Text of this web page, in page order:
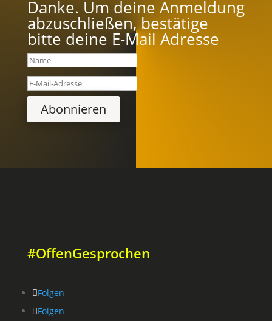
Danke. Um deine Anmeldung
abzuschließen, bestätige
bitte deine E-Mail Adresse
Abonnieren
#OffenGesprochen
Folgen
Folgen